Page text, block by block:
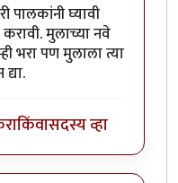
पालकांनी घ्यावी
मुलाच्या नवे
भरा पण मुलाला त्या
किंवासदस्य व्हा